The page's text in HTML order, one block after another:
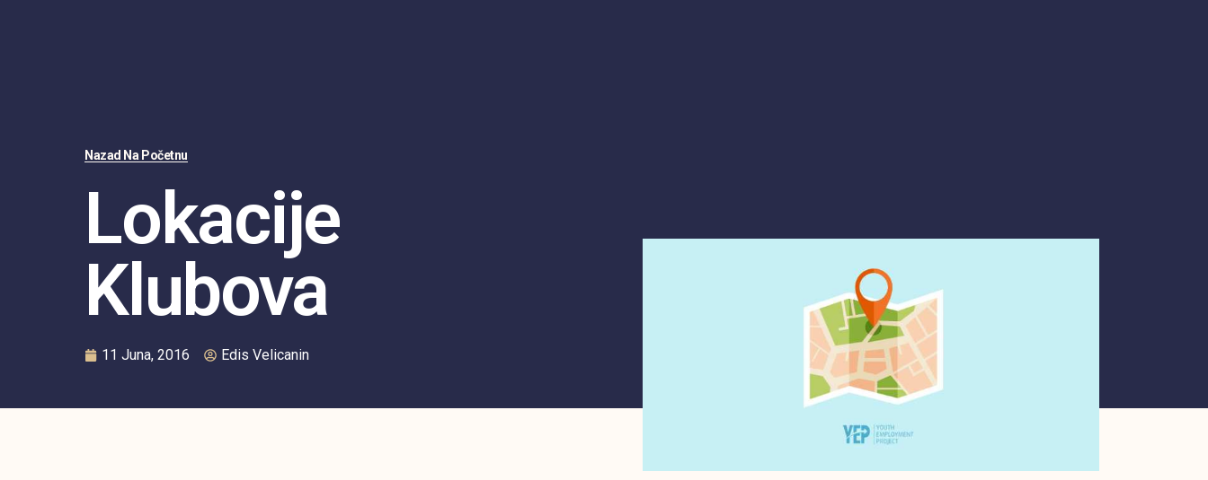
Nazad Na Početnu
Lokacije
Klubova
11 Juna, 2016 Edis Velicanin